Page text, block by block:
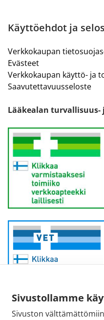
Sivustollamme
Sivuston
Käyttöehdot ja
Verkkokaupan
Evästeet
Verkkokaupan käyttö- ja
Saavutettavuusseloste
Lääkealan turvallisuus-